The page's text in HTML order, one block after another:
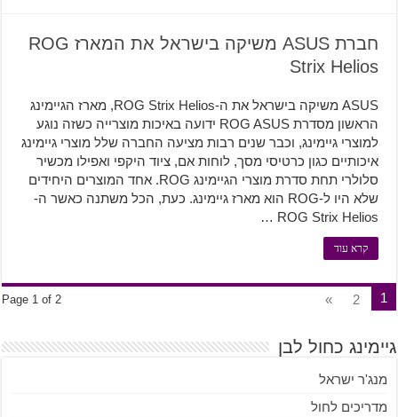
חברת ASUS משיקה בישראל את המארז ROG
Strix Helios
ASUS משיקה בישראל את ה-ROG Strix Helios, מארז הגיימינג
הראשון מסדרת ROG ASUS ידועה באיכות מוצרייה כשזה נוגע
למוצרי גיימינג, וכבר שנים רבות מציעה החברה שלל מוצרי גיימינג
איכותיים כגון כרטיסי מסך, לוחות אם, ציוד היקפי ואפילו מכשיר
סלולרי תחת סדרת מוצרי הגיימינג ROG. אחד המוצרים היחידים
שלא היו ל-ROG הוא מארז גיימינג. כעת, הכל משתנה כאשר ה-
ROG Strix Helios …
קרא עוד
Page 1 of 2 1
2
»
גיימינג כחול לבן
מנג'ר ישראל
מדריכים לחול